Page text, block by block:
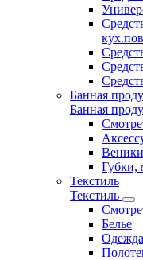
Банная
Банная
Губки,
Текстиль
Текстиль
Белье
Одежда